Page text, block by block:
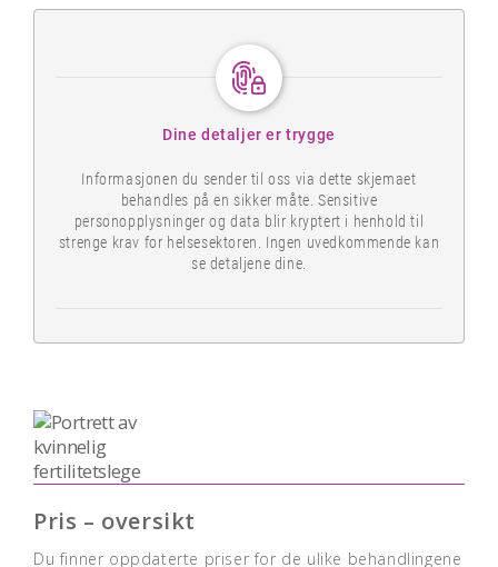
Dine detaljer er trygge
Informasjonen du sender til oss via dette skjemaet
behandles på en sikker måte. Sensitive
personopplysninger og data blir kryptert i henhold til
strenge krav for helsesektoren. Ingen uvedkommende kan
se detaljene dine.
Pris – oversikt
Du finner oppdaterte priser for de ulike behandlingene